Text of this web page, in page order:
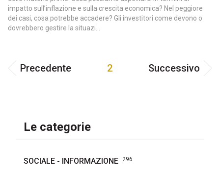
impatto sull’inflazione e sulla crescita economica? Nel peggiore
dei casi, cosa potrebbe accadere? Gli investitori come devono o
dovrebbero gestire la situazi...
Precedente 2 Successivo
Le categorie
SOCIALE - INFORMAZIONE 296